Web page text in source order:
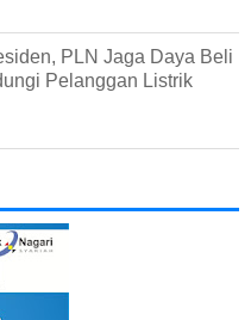
PLN Jaga Daya Beli
Pelanggan Listrik